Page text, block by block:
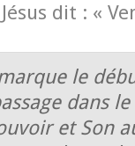
dit : «
le
dans
et Son